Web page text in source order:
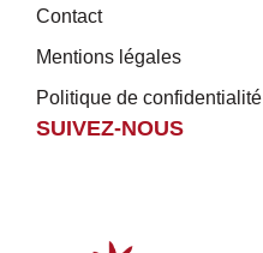
Contact
Mentions légales
Politique de confidentialité
SUIVEZ-NOUS